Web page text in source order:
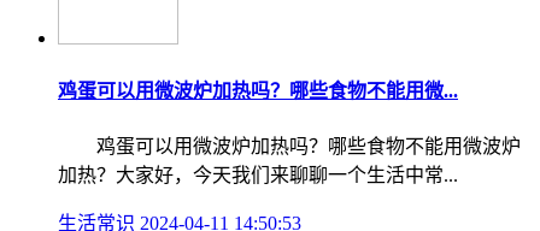
鸡蛋可以用微波炉加热吗？哪些食物不能用微...
鸡蛋可以用微波炉加热吗？哪些食物不能用微波炉
加热？大家好，今天我们来聊聊一个生活中常...
生活常识 2024-04-11 14:50:53